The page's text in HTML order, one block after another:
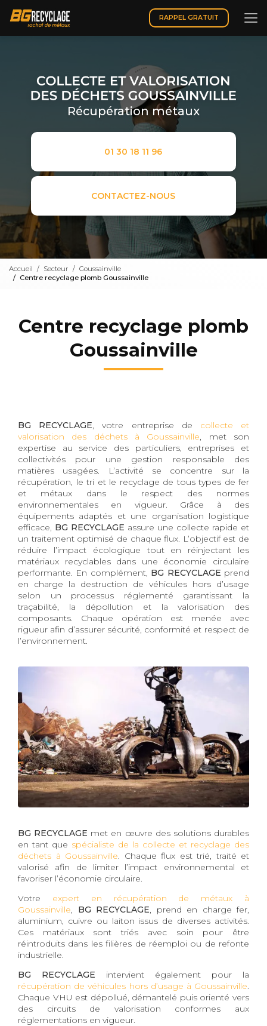
contenu
principal
RAPPEL GRATUIT
Récupération métaux
01 30 18 11 96
CONTACTEZ-NOUS
Accueil Secteur
Goussainville
Centre recyclage plomb Goussainville
Centre recyclage plomb
Goussainville
BG RECYCLAGE, votre entreprise de collecte et
valorisation des déchets à Goussainville, met son
expertise au service des particuliers, entreprises et
collectivités pour une gestion responsable des
matières usagées. L’activité se concentre sur la
récupération, le tri et le recyclage de tous types de fer
et métaux dans le respect des normes
environnementales en vigueur. Grâce à des
équipements adaptés et une organisation logistique
efficace, BG RECYCLAGE assure une collecte rapide et
un traitement optimisé de chaque flux. L’objectif est de
réduire l’impact écologique tout en réinjectant les
matériaux recyclables dans une économie circulaire
performante. En complément, BG RECYCLAGE prend
en charge la destruction de véhicules hors d’usage
selon un processus réglementé garantissant la
traçabilité, la dépollution et la valorisation des
composants. Chaque opération est menée avec
rigueur afin d’assurer sécurité, conformité et respect de
l’environnement.
BG RECYCLAGE met en œuvre des solutions durables
en tant que spécialiste de la collecte et recyclage des
déchets à Goussainville. Chaque flux est trié, traité et
valorisé afin de limiter l’impact environnemental et
favoriser l’économie circulaire.
Votre expert en récupération de métaux à
Goussainville, BG RECYCLAGE, prend en charge fer,
aluminium, cuivre ou laiton issus de diverses activités.
Ces matériaux sont triés avec soin pour être
réintroduits dans les filières de réemploi ou de refonte
industrielle.
BG RECYCLAGE intervient également pour la
récupération de véhicules hors d’usage à Goussainville.
Chaque VHU est dépollué, démantelé puis orienté vers
des circuits de valorisation conformes aux
réglementations en vigueur.